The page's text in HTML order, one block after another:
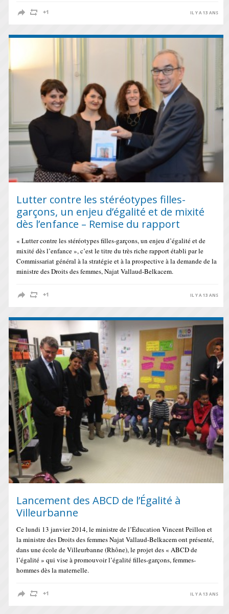
IL Y A 13 ANS
Lutter contre les stéréotypes filles-
garçons, un enjeu d’égalité et de mixité
dès l’enfance – Remise du rapport
« Lutter contre les stéréotypes filles-garçons, un enjeu d’égalité et de
mixité dès l’enfance », c’est le titre du très riche rapport établi par le
Commissariat général à la stratégie et à la prospective à la demande de la
ministre des Droits des femmes, Najat Vallaud-Belkacem.
IL Y A 13 ANS
Lancement des ABCD de l’Égalité à
Villeurbanne
Ce lundi 13 janvier 2014, le ministre de l’Éducation Vincent Peillon et
la ministre des Droits des femmes Najat Vallaud-Belkacem ont présenté,
dans une école de Villeurbanne (Rhône), le projet des « ABCD de
l’égalité » qui vise à promouvoir l’égalité filles-garçons, femmes-
hommes dès la maternelle.
IL Y A 13 ANS